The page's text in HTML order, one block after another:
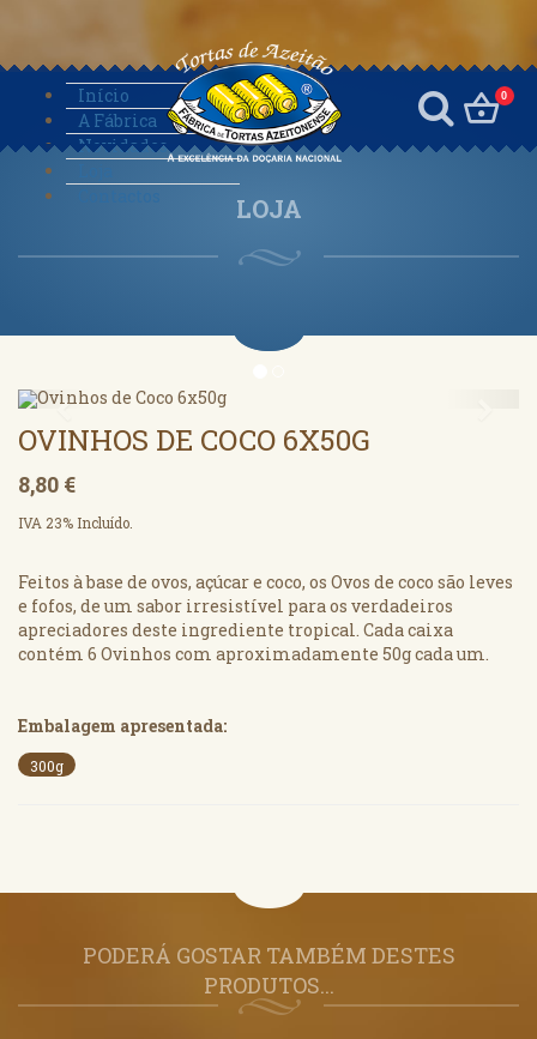
Início
A Fábrica
Novidades
0
LOJA
Anterior
OVINHOS DE COCO 6X50G
8,80 €
IVA 23% Incluído.
Feitos à base de ovos, açúcar e coco, os Ovos de coco são leves
e fofos, de um sabor irresistível para os verdadeiros
apreciadores deste ingrediente tropical. Cada caixa
contém 6 Ovinhos com aproximadamente 50g cada um.
Embalagem apresentada:
300g
PODERÁ GOSTAR TAMBÉM DESTES
PRODUTOS...